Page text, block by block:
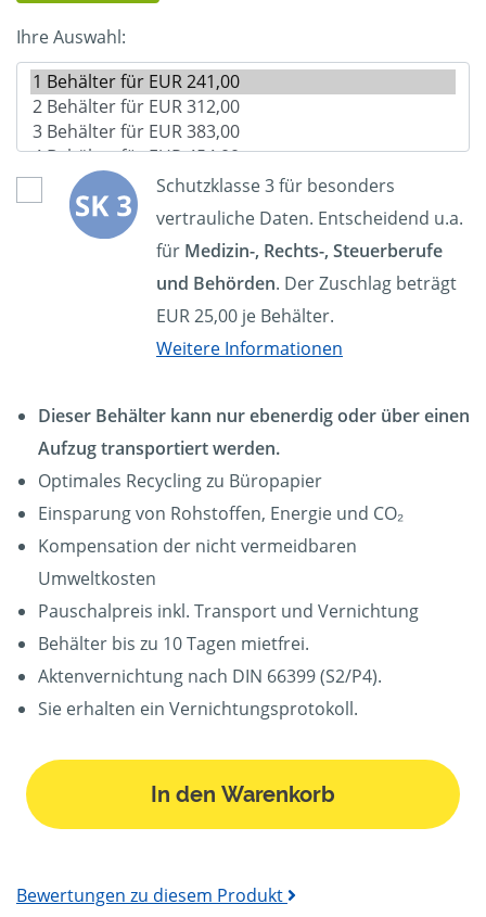
Ihre Auswahl:
Schutzklasse 3 für besonders
vertrauliche Daten. Entscheidend u.a.
für Medizin-, Rechts-, Steuerberufe
und Behörden. Der Zuschlag beträgt
EUR 25,00 je Behälter.
Weitere Informationen
Dieser Behälter kann nur ebenerdig oder über einen
Aufzug transportiert werden.
Optimales Recycling zu Büropapier
Einsparung von Rohstoffen, Energie und CO₂
Kompensation der nicht vermeidbaren
Umweltkosten
Pauschalpreis inkl. Transport und Vernichtung
Behälter bis zu 10 Tagen mietfrei.
Aktenvernichtung nach DIN 66399 (S2/P4).
Sie erhalten ein Vernichtungsprotokoll.
In den Warenkorb
Bewertungen zu diesem Produkt